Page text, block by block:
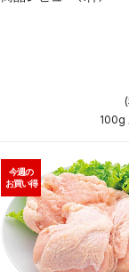
100g
今週の
お買い得